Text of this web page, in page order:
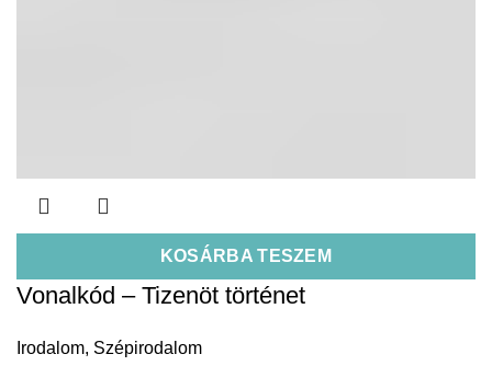
KOSÁRBA TESZEM
Vonalkód – Tizenöt történet
Irodalom, Szépirodalom